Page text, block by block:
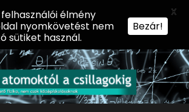
AZ
élmény
nyomkövetést nem
sütiket használ.
Bezár!
X